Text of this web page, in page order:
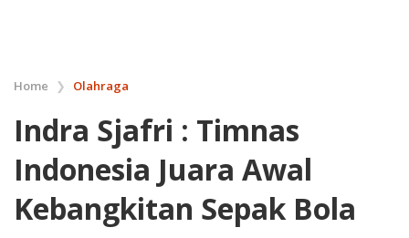
Home ❯ Olahraga
Indra Sjafri : Timnas
Indonesia Juara Awal
Kebangkitan Sepak Bola